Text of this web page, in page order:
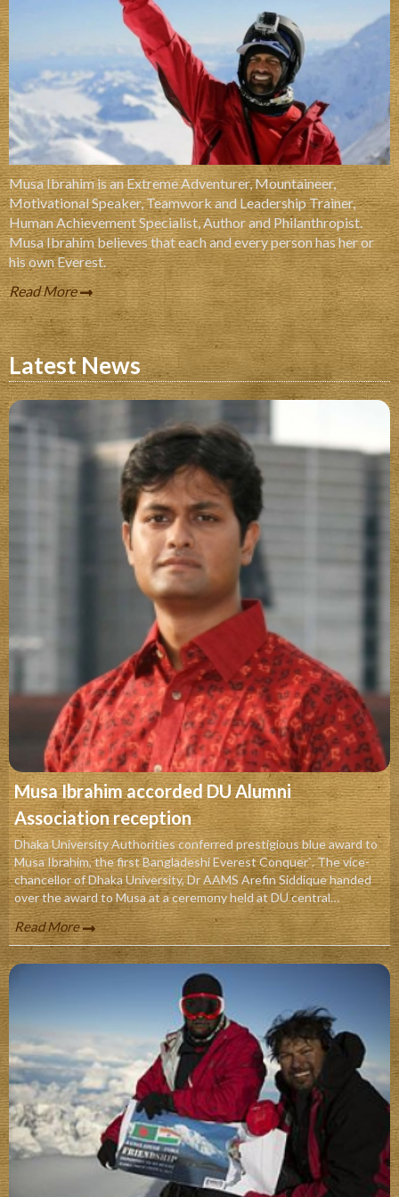
Musa Ibrahim is an Extreme Adventurer, Mountaineer,
Motivational Speaker, Teamwork and Leadership Trainer,
Human Achievement Specialist, Author and Philanthropist.
Musa Ibrahim believes that each and every person has her or
his own Everest.
Read More
Latest News
Musa Ibrahim accorded DU Alumni
Association reception
Dhaka University Authorities conferred prestigious blue award to
Musa Ibrahim, the first Bangladeshi Everest Conquer`. The vice-
chancellor of Dhaka University, Dr AAMS Arefin Siddique handed
over the award to Musa at a ceremony held at DU central
playground Thursday noon. Honoring Musa Ibrahim, Arefin
Siddique said that being a formers student of the university, Musa
has enhanced the glory of the institution.
Read More